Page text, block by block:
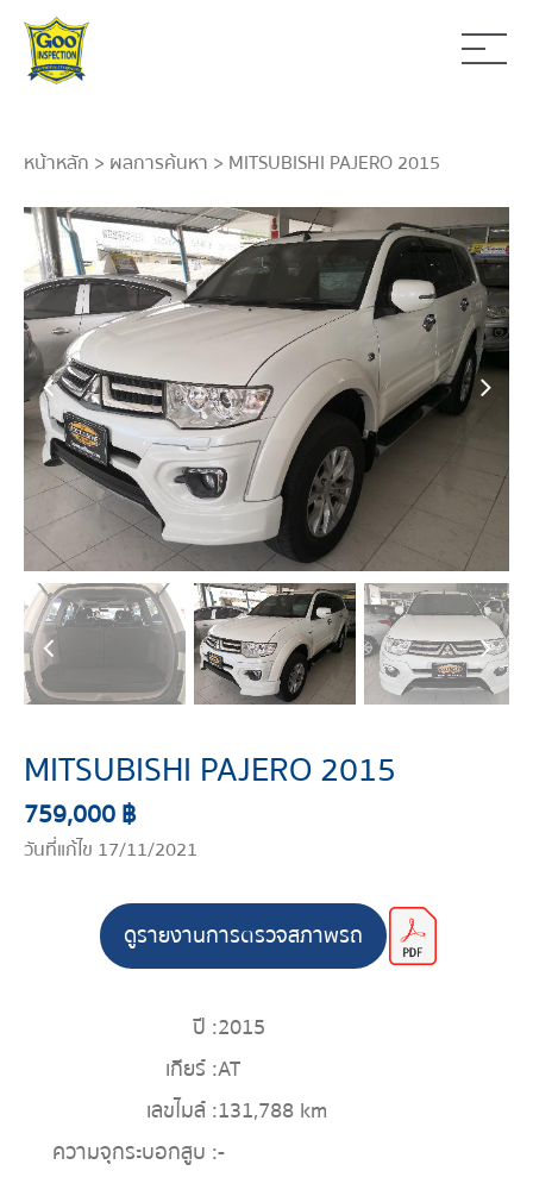
หน้าหลัก > ผลการค้นหา > MITSUBISHI PAJERO 2015
MITSUBISHI PAJERO 2015
759,000 ฿
วันที่แก้ไข 17/11/2021
ดูรายงานการตรวจสภาพรถ
ปี :2015
เกียร์ :AT
เลขไมล์ :131,788 km
ความจุกระบอกสูบ :-